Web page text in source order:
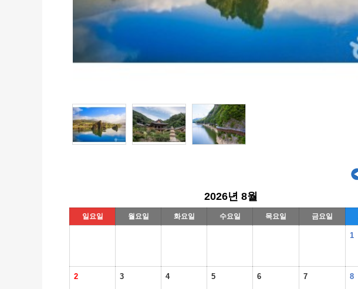
2026년 8월
일요일 월요일 화요일 수요일 목요일 금요일
1
2 3 4 5 6 7 8